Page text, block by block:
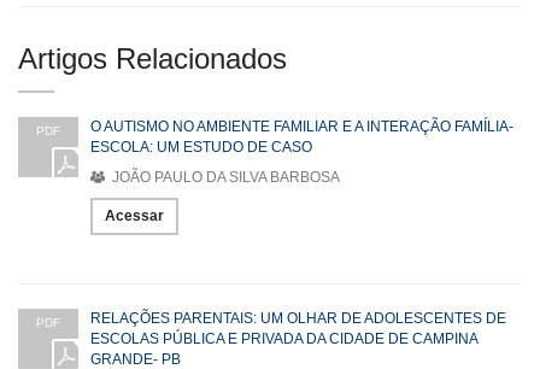
Artigos Relacionados
PDF
O AUTISMO NO AMBIENTE FAMILIAR E A INTERAÇÃO FAMÍLIA-
ESCOLA: UM ESTUDO DE CASO
JOÃO PAULO DA SILVA BARBOSA
Acessar
PDF
RELAÇÕES PARENTAIS: UM OLHAR DE ADOLESCENTES DE
ESCOLAS PÚBLICA E PRIVADA DA CIDADE DE CAMPINA
GRANDE- PB